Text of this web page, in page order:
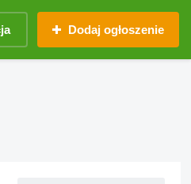
Dodaj ogłoszenie